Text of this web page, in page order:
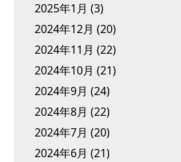
2025年1月 (3)
2024年12月 (20)
2024年11月 (22)
2024年10月 (21)
2024年9月 (24)
2024年8月 (22)
2024年7月 (20)
2024年6月 (21)